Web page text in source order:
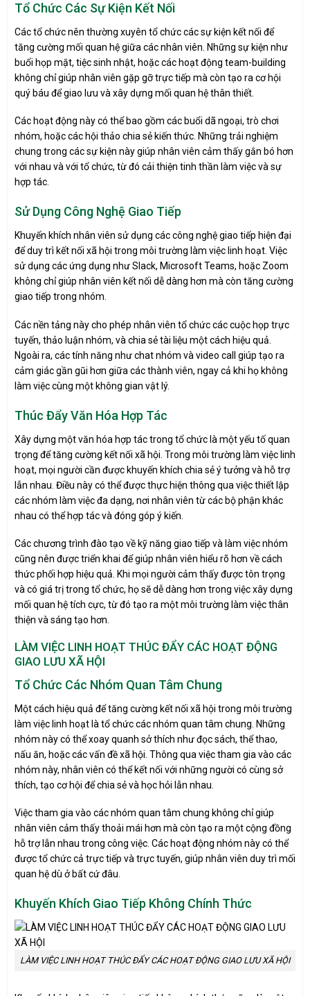
Tổ Chức Các Sự Kiện Kết Nối
Các tổ chức nên thường xuyên tổ chức các sự kiện kết nối để
tăng cường mối quan hệ giữa các nhân viên. Những sự kiện như
buổi họp mặt, tiệc sinh nhật, hoặc các hoạt động team-building
không chỉ giúp nhân viên gặp gỡ trực tiếp mà còn tạo ra cơ hội
quý báu để giao lưu và xây dựng mối quan hệ thân thiết.
Các hoạt động này có thể bao gồm các buổi dã ngoại, trò chơi
nhóm, hoặc các hội thảo chia sẻ kiến thức. Những trải nghiệm
chung trong các sự kiện này giúp nhân viên cảm thấy gắn bó hơn
với nhau và với tổ chức, từ đó cải thiện tinh thần làm việc và sự
hợp tác.
Sử Dụng Công Nghệ Giao Tiếp
Khuyến khích nhân viên sử dụng các công nghệ giao tiếp hiện đại
để duy trì kết nối xã hội trong môi trường làm việc linh hoạt. Việc
sử dụng các ứng dụng như Slack, Microsoft Teams, hoặc Zoom
không chỉ giúp nhân viên kết nối dễ dàng hơn mà còn tăng cường
giao tiếp trong nhóm.
Các nền tảng này cho phép nhân viên tổ chức các cuộc họp trực
tuyến, thảo luận nhóm, và chia sẻ tài liệu một cách hiệu quả.
Ngoài ra, các tính năng như chat nhóm và video call giúp tạo ra
cảm giác gần gũi hơn giữa các thành viên, ngay cả khi họ không
làm việc cùng một không gian vật lý.
Thúc Đẩy Văn Hóa Hợp Tác
Xây dựng một văn hóa hợp tác trong tổ chức là một yếu tố quan
trọng để tăng cường kết nối xã hội. Trong môi trường làm việc linh
hoạt, mọi người cần được khuyến khích chia sẻ ý tưởng và hỗ trợ
lẫn nhau. Điều này có thể được thực hiện thông qua việc thiết lập
các nhóm làm việc đa dạng, nơi nhân viên từ các bộ phận khác
nhau có thể hợp tác và đóng góp ý kiến.
Các chương trình đào tạo về kỹ năng giao tiếp và làm việc nhóm
cũng nên được triển khai để giúp nhân viên hiểu rõ hơn về cách
thức phối hợp hiệu quả. Khi mọi người cảm thấy được tôn trọng
và có giá trị trong tổ chức, họ sẽ dễ dàng hơn trong việc xây dựng
mối quan hệ tích cực, từ đó tạo ra một môi trường làm việc thân
thiện và sáng tạo hơn.
LÀM VIỆC LINH HOẠT THÚC ĐẨY CÁC HOẠT ĐỘNG
GIAO LƯU XÃ HỘI
Tổ Chức Các Nhóm Quan Tâm Chung
Một cách hiệu quả để tăng cường kết nối xã hội trong môi trường
làm việc linh hoạt là tổ chức các nhóm quan tâm chung. Những
nhóm này có thể xoay quanh sở thích như đọc sách, thể thao,
nấu ăn, hoặc các vấn đề xã hội. Thông qua việc tham gia vào các
nhóm này, nhân viên có thể kết nối với những người có cùng sở
thích, tạo cơ hội để chia sẻ và học hỏi lẫn nhau.
Việc tham gia vào các nhóm quan tâm chung không chỉ giúp
nhân viên cảm thấy thoải mái hơn mà còn tạo ra một cộng đồng
hỗ trợ lẫn nhau trong công việc. Các hoạt động nhóm này có thể
được tổ chức cả trực tiếp và trực tuyến, giúp nhân viên duy trì mối
quan hệ dù ở bất cứ đâu.
Khuyến Khích Giao Tiếp Không Chính Thức
LÀM VIỆC LINH HOẠT THÚC ĐẨY CÁC HOẠT ĐỘNG GIAO LƯU XÃ HỘI